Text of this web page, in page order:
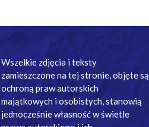
Wszelkie zdjęcia i teksty
zamieszczone na tej stronie, objęte są
ochroną praw autorskich
majątkowych i osobistych, stanowią
jednocześnie własność w świetle